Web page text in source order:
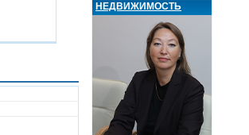
НЕДВИЖИМОСТЬ